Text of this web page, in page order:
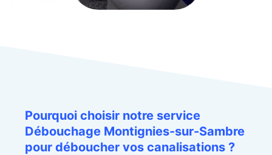
Pourquoi choisir notre service
Débouchage Montignies-sur-Sambre
pour déboucher vos canalisations ?